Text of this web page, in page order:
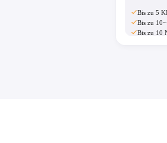
Bis zu 5
Bis zu
Bis zu 10